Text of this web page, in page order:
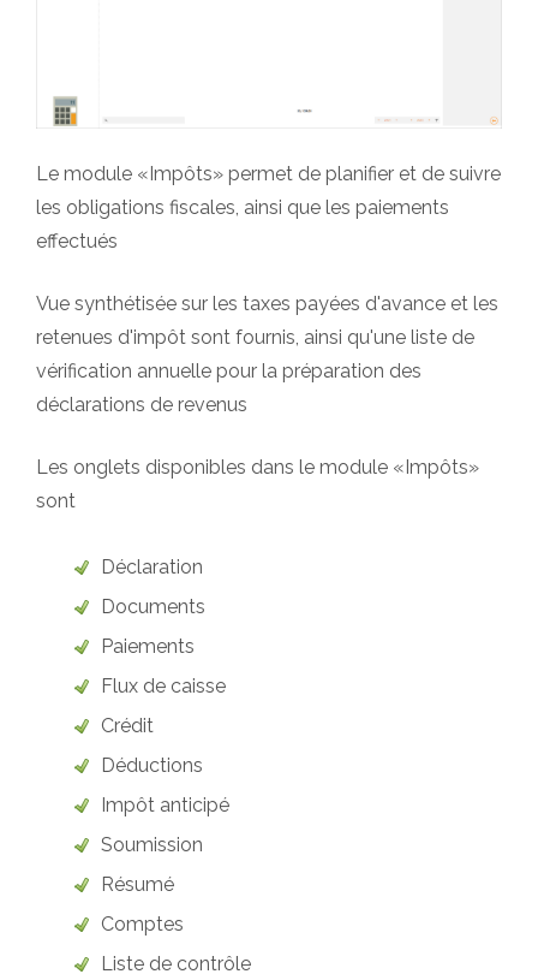
Le module «Impôts» permet de planifier et de suivre
les obligations fiscales, ainsi que les paiements
effectués
Vue synthétisée sur les taxes payées d'avance et les
retenues d'impôt sont fournis, ainsi qu'une liste de
vérification annuelle pour la préparation des
déclarations de revenus
Les onglets disponibles dans le module «Impôts»
sont
Déclaration
Documents
Paiements
Flux de caisse
Crédit
Déductions
Impôt anticipé
Soumission
Résumé
Comptes
Liste de contrôle